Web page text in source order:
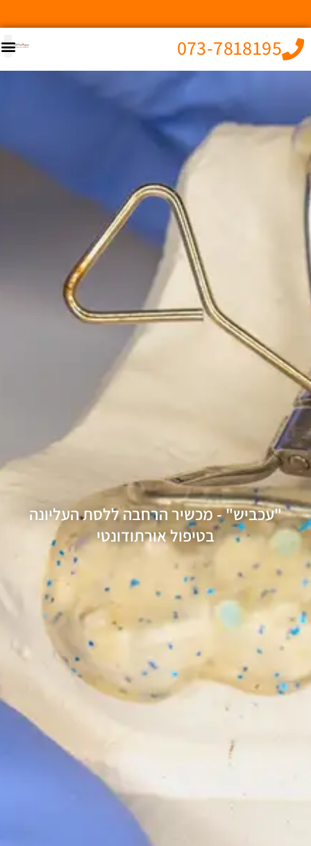
073-7818195
"עכביש" - מכשיר הרחבה ללסת העליונה
בטיפול אורתודונטי